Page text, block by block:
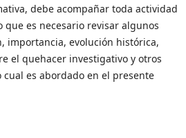
debe acompañar toda actividad
es necesario revisar algunos
importancia, evolución histórica,
el quehacer investigativo y otros
es abordado en el presente